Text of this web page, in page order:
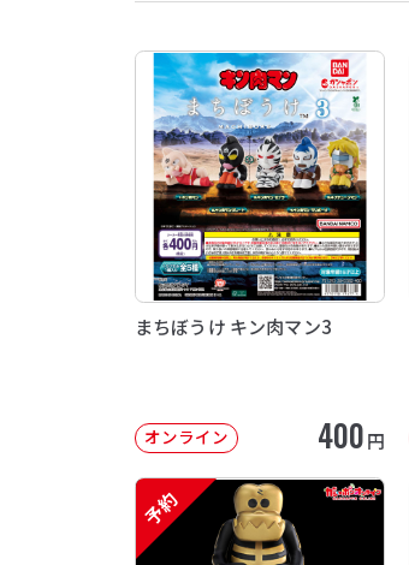
まちぼうけ キン肉マン3
オンライン 400円
予約